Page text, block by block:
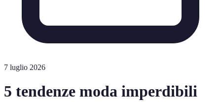
7 luglio 2026
5 tendenze moda imperdibili